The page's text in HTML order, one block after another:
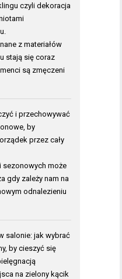
czyli dekoracja
z materiałów
stają się coraz
są zmęczeni
i przechowywać
by
przez cały
sezonowych może
gdy zależy nam na
odnalezieniu
salonie: jak wybrać
by cieszyć się
na zielony kącik